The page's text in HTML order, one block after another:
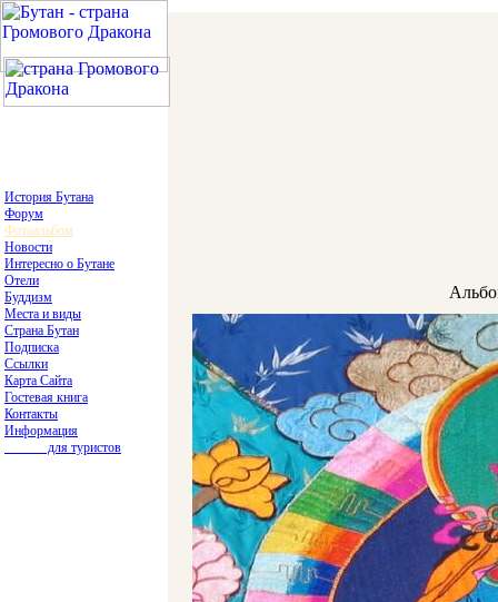
История Бутана
Форум
Фотоальбом
Новости
Интересно о Бутане
Отели
Буддизм
Места и виды
Страна Бутан
Подписка
Ссылки
Карта Сайта
Гостевая книга
Контакты
Информация
для туристов